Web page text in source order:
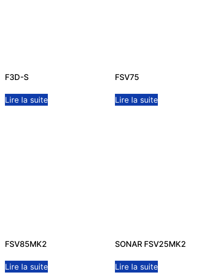
F3D-S
Lire la suite
FSV75
Lire la suite
FSV85MK2
Lire la suite
SONAR FSV25MK2
Lire la suite